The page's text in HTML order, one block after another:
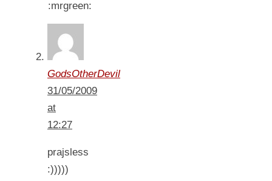
GodsOtherDevil
31/05/2009
at
12:27
prajsless
:)))))